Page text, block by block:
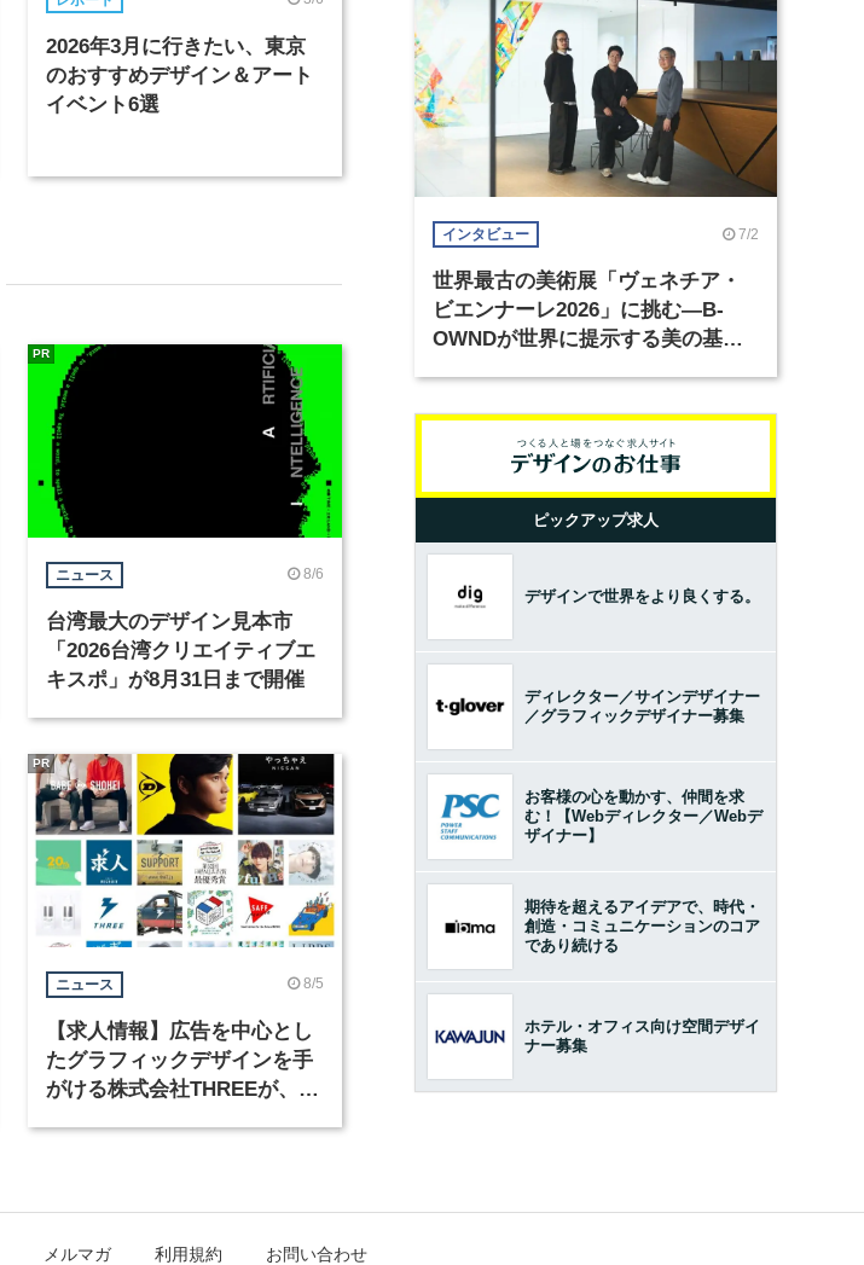
2026年3月に行きたい、東京
のおすすめデザイン＆アート
イベント6選
ニュース 8/6
台湾最大のデザイン見本市
「2026台湾クリエイティブエ
キスポ」が8月31日まで開催
PR
ニュース 8/5
【求人情報】広告を中心とし
たグラフィックデザインを手
がける株式会社THREEが、グ
PR
インタビュー 7/2
世界最古の美術展「ヴェネチア・
ビエンナーレ2026」に挑む―B-
OWNDが世界に提示する美の基準
ピックアップ求人
デザインで世界をより良くする。
ディレクター／サインデザイナー
／グラフィックデザイナー募集
お客様の心を動かす、仲間を求
む！【Webディレクター／Webデ
ザイナー】
期待を超えるアイデアで、時代・
創造・コミュニケーションのコア
であり続ける
ホテル・オフィス向け空間デザイ
ナー募集
メルマガ 利用規約 お問い合わせ